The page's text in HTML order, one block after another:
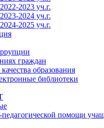
2023 уч.г.
2024 уч.г.
2025 уч.г.
граждан
образования
библиотеки
педагогической помощи